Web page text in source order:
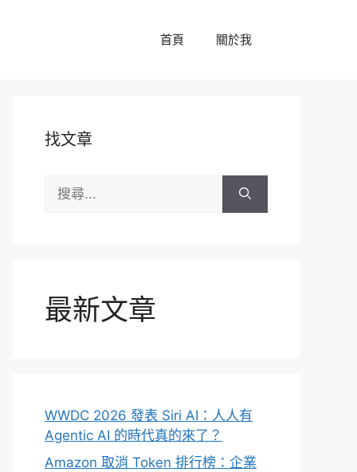
首頁 關於我
找文章
尋:
最新文章
WWDC 2026 發表 Siri AI：人人有
Agentic AI 的時代真的來了？
Amazon 取消 Token 排行榜：企業